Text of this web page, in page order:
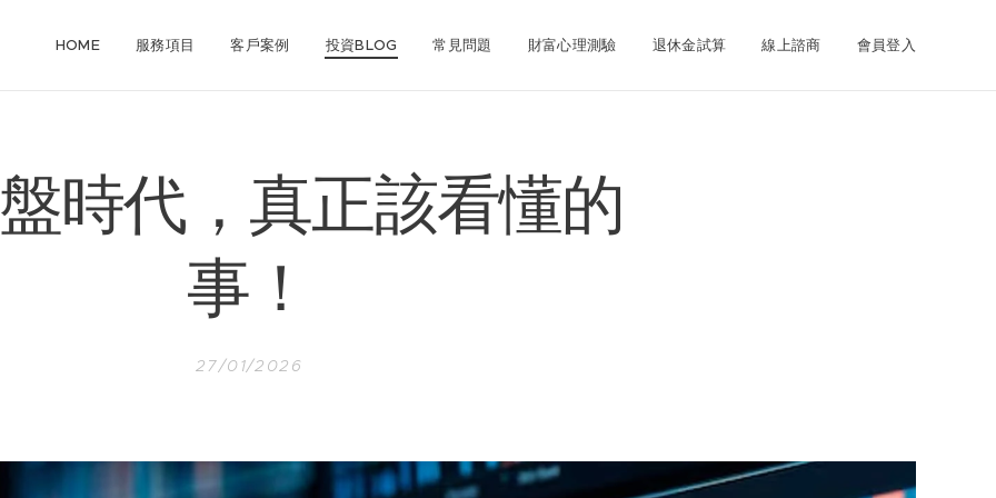
HOME 服務項目 客戶案例 投資BLOG 常見問題 財富心理測驗 退休金試算 線上諮商 會員登入
時代，真正該看懂的
事！
27/01/2026